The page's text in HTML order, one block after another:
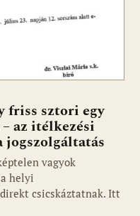
friss sztori egy
az itélkezési
jogszolgáltatás
vagyok
helyi
csicskáztatnak. Itt